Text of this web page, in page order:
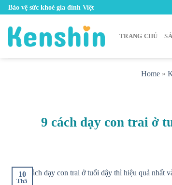
Skip
content
Bảo vệ sức khoẻ gia đình Việt
TRANG CHỦ
Home »
9 cách dạy con trai ở
10
Th5